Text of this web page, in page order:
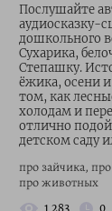
Послушайте
аудиосказку-
дошкольного
Сухарика,
Степашку.
ёжика, осени
том, как
холодам и
отлично
детском саду
про зайчика,
про животных